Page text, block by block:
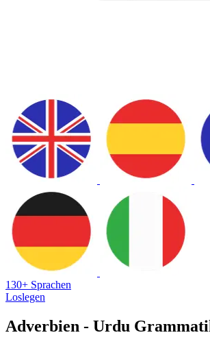
130+ Sprachen
Loslegen
Adverbien - Urdu